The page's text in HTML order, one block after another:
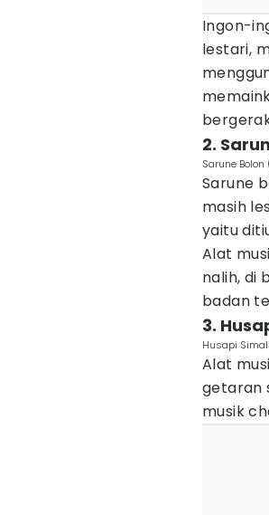
Ingon-
lestari,
2.
Sarune
Sarune
masih
yaitu
Alat
nalih, di
badan
3.
Husapi
Alat
getaran
musik